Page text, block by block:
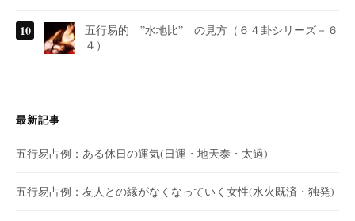
五行易的 ”水地比” の見方（６４卦シリーズ－６
４）
最新記事
五行易占例：ある休日の運気(日運・地天泰・太過)
五行易占例：友人との縁がなくなっていく女性(水火既済・独発)